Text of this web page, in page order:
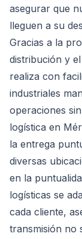
asegurar que
lleguen a su
Gracias a la
distribución y
realiza con
industriales
operaciones
logística en
la entrega
diversas
en la
logísticas se
cada cliente,
transmisión no